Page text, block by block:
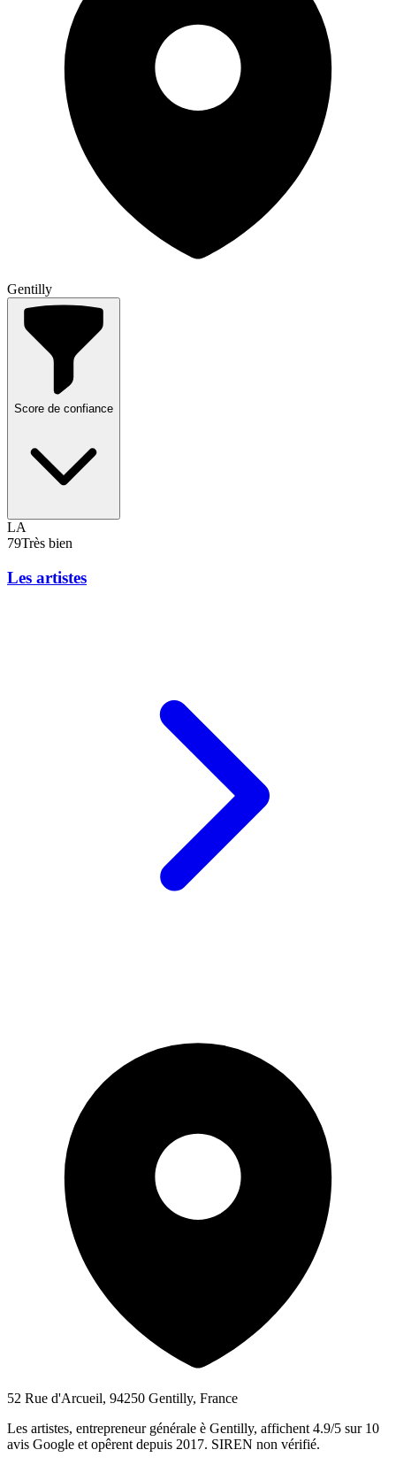
Gentilly
Score de confiance
LA
79Très bien
Les artistes
52 Rue d'Arcueil, 94250 Gentilly, France
Les artistes, entrepreneur générale è Gentilly, affichent 4.9/5 sur 10
avis Google et opêrent depuis 2017. SIREN non vérifié.